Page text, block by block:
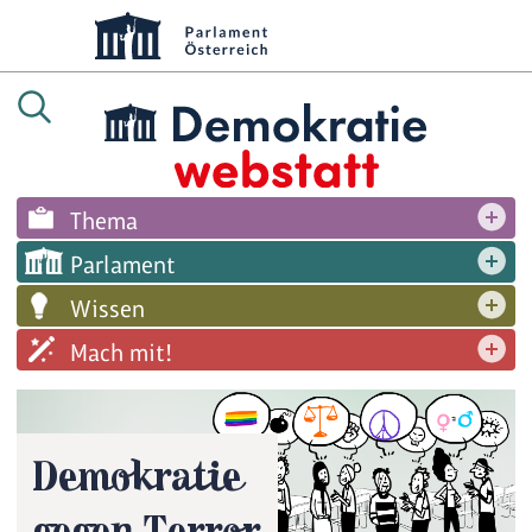
Thema
Parlament
Wissen
Mach mit!
Demokratie